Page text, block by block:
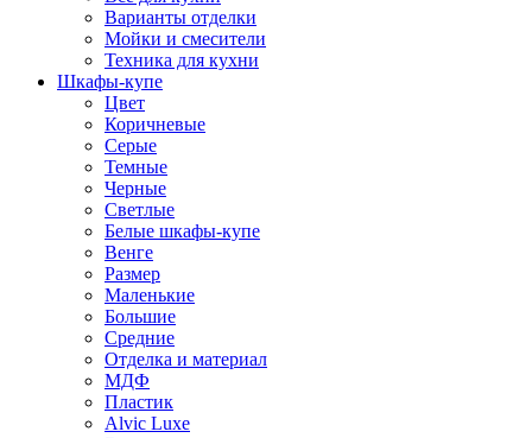
Варианты отделки
Мойки и смесители
Техника для кухни
Шкафы-купе
Цвет
Коричневые
Серые
Темные
Черные
Светлые
Белые шкафы-купе
Венге
Размер
Маленькие
Большие
Средние
Отделка и материал
МДФ
Пластик
Alvic Luxe